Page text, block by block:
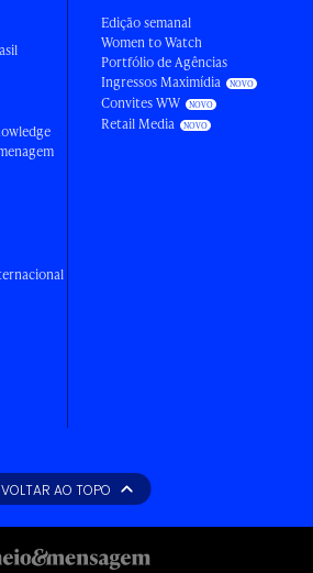
Edição semanal
Women to Watch
Portfólio de Agências
Ingressos Maximídia
Convites WW
Retail Media
VOLTAR AO TOPO